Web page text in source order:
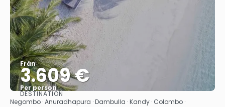
Från
3.609 €
Per person
Se
DESTINATION
Negombo · Anuradhapura · Dambulla · Kandy · Colombo ·